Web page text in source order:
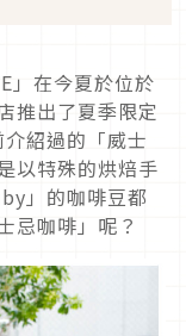
」在今夏於位於
推出了夏季限定
紹過的「威士
以特殊的烘焙手
」的咖啡豆都
忌咖啡」呢？